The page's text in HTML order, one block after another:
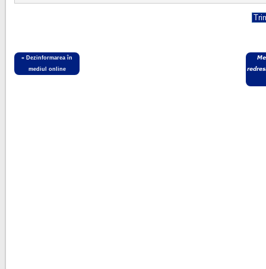
« Dezinformarea în
mediul online